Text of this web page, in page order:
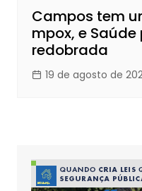
Campos tem
mpox, e
redobrada
19 de agosto de